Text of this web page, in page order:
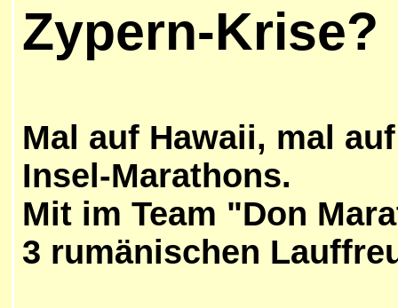
Zypern-Krise?
Mal auf Hawaii, mal
Insel-Marathons.
Mit im Team "Don
3 rumänischen